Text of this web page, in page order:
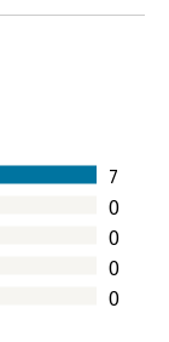
7
0
0
0
0